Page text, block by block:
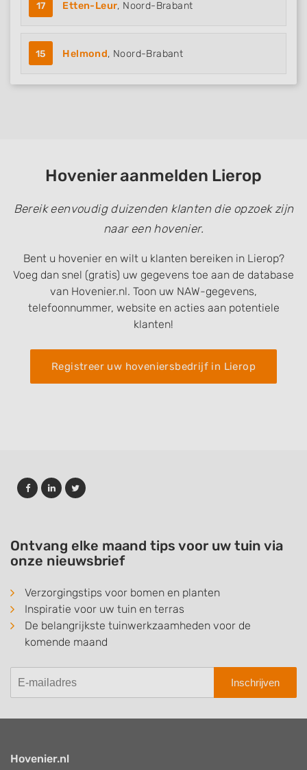
17 Etten-Leur, Noord-Brabant
15 Helmond, Noord-Brabant
Hovenier aanmelden Lierop
Bereik eenvoudig duizenden klanten die opzoek zijn
naar een hovenier.
Bent u hovenier en wilt u klanten bereiken in Lierop?
Voeg dan snel (gratis) uw gegevens toe aan de database
van Hovenier.nl. Toon uw NAW-gegevens,
telefoonnummer, website en acties aan potentiele
klanten!
Registreer uw hoveniersbedrijf in Lierop
Ontvang elke maand tips voor uw tuin via
onze nieuwsbrief
Verzorgingstips voor bomen en planten
Inspiratie voor uw tuin en terras
De belangrijkste tuinwerkzaamheden voor de
komende maand
Inschrijven
Hovenier.nl